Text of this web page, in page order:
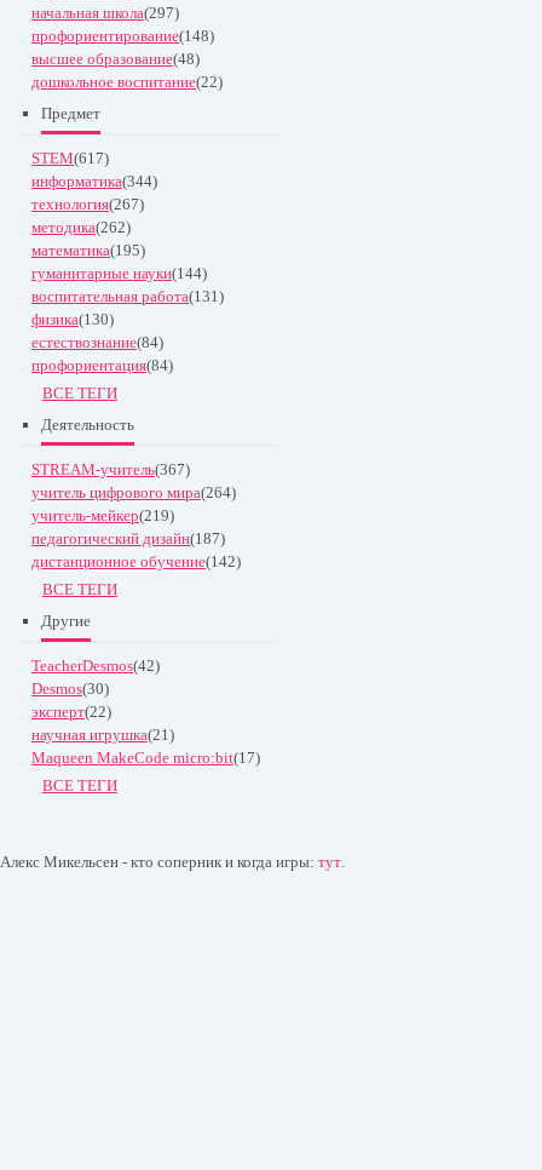
начальная школа(297)
профориентирование(148)
высшее образование(48)
дошкольное воспитание(22)
Предмет
STEM(617)
информатика(344)
технология(267)
методика(262)
математика(195)
гуманитарные науки(144)
воспитательная работа(131)
физика(130)
естествознание(84)
профориентация(84)
ВСЕ ТЕГИ
Деятельность
STREAM-учитель(367)
учитель цифрового мира(264)
учитель-мейкер(219)
педагогический дизайн(187)
дистанционное обучение(142)
ВСЕ ТЕГИ
Другие
TeacherDesmos(42)
Desmos(30)
эксперт(22)
научная игрушка(21)
Maqueen MakeCode micro:bit(17)
ВСЕ ТЕГИ
Алекс Микельсен - кто соперник и когда игры: тут.